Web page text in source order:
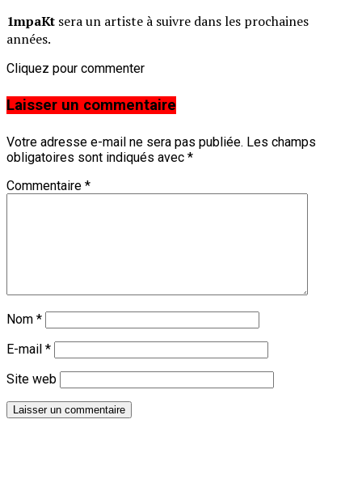
1mpaKt sera un artiste à suivre dans les prochaines
années.
Cliquez pour commenter
Laisser un commentaire
Votre adresse e-mail ne sera pas publiée. Les champs
obligatoires sont indiqués avec *
Commentaire *
Nom *
E-mail *
Site web